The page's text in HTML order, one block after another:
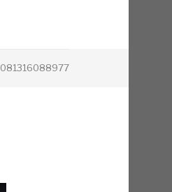
081316088977